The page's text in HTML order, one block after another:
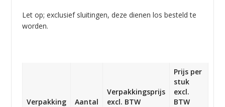
Let op; exclusief sluitingen, deze dienen los besteld te
worden.
Verpakking Aantal
Verpakkingsprijs
excl. BTW
Prijs per
stuk
excl.
BTW